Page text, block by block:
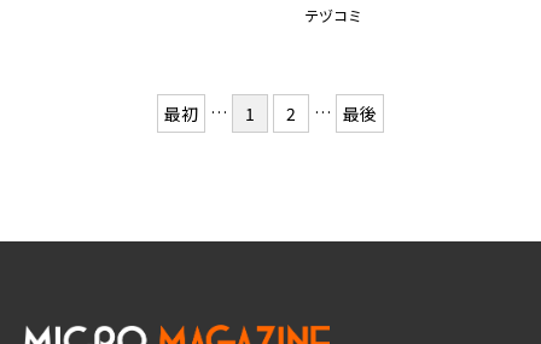
テヅコミ
最初 … 1 2 … 最後